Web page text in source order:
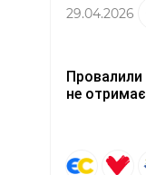
29.04.2026
Провалили
не